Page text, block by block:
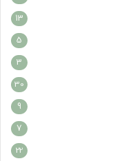
13
5
3
30
9
7
22